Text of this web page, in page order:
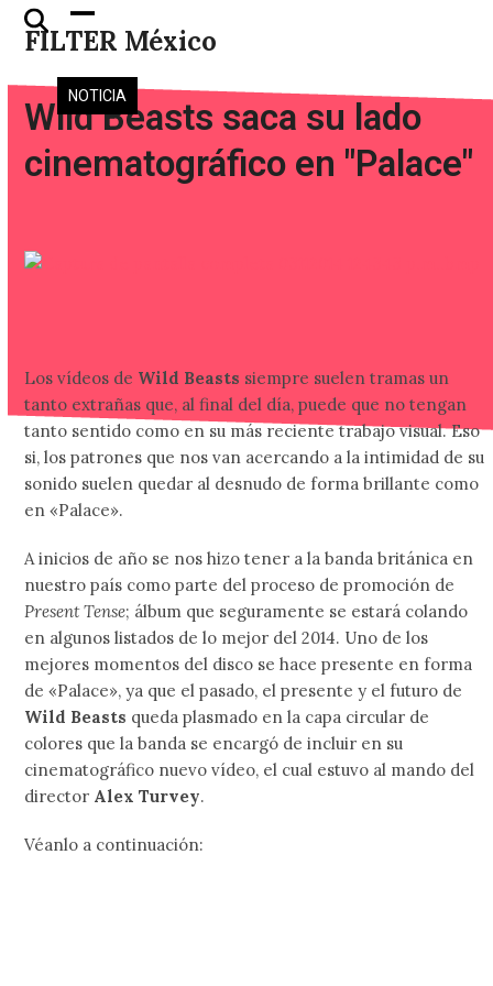
Skip
FILTER México
Open
mobile
menu
Close
mobile
menu
NOTICIA
Wild Beasts saca su lado
cinematográfico en "Palace"
Los vídeos de Wild Beasts siempre suelen tramas un
tanto extrañas que, al final del día, puede que no tengan
tanto sentido como en su más reciente trabajo visual. Eso
si, los patrones que nos van acercando a la intimidad de su
sonido suelen quedar al desnudo de forma brillante como
en «Palace».
A inicios de año se nos hizo tener a la banda británica en
nuestro país como parte del proceso de promoción de
Present Tense; álbum que seguramente se estará colando
en algunos listados de lo mejor del 2014. Uno de los
mejores momentos del disco se hace presente en forma
de «Palace», ya que el pasado, el presente y el futuro de
Wild Beasts queda plasmado en la capa circular de
colores que la banda se encargó de incluir en su
cinematográfico nuevo vídeo, el cual estuvo al mando del
director Alex Turvey.
Véanlo a continuación: